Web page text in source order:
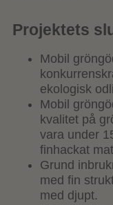
Projektets
Mobil
ekologisk
Mobil
kvalitet på
vara under
finhackat
Grund
med fin
med djupt.